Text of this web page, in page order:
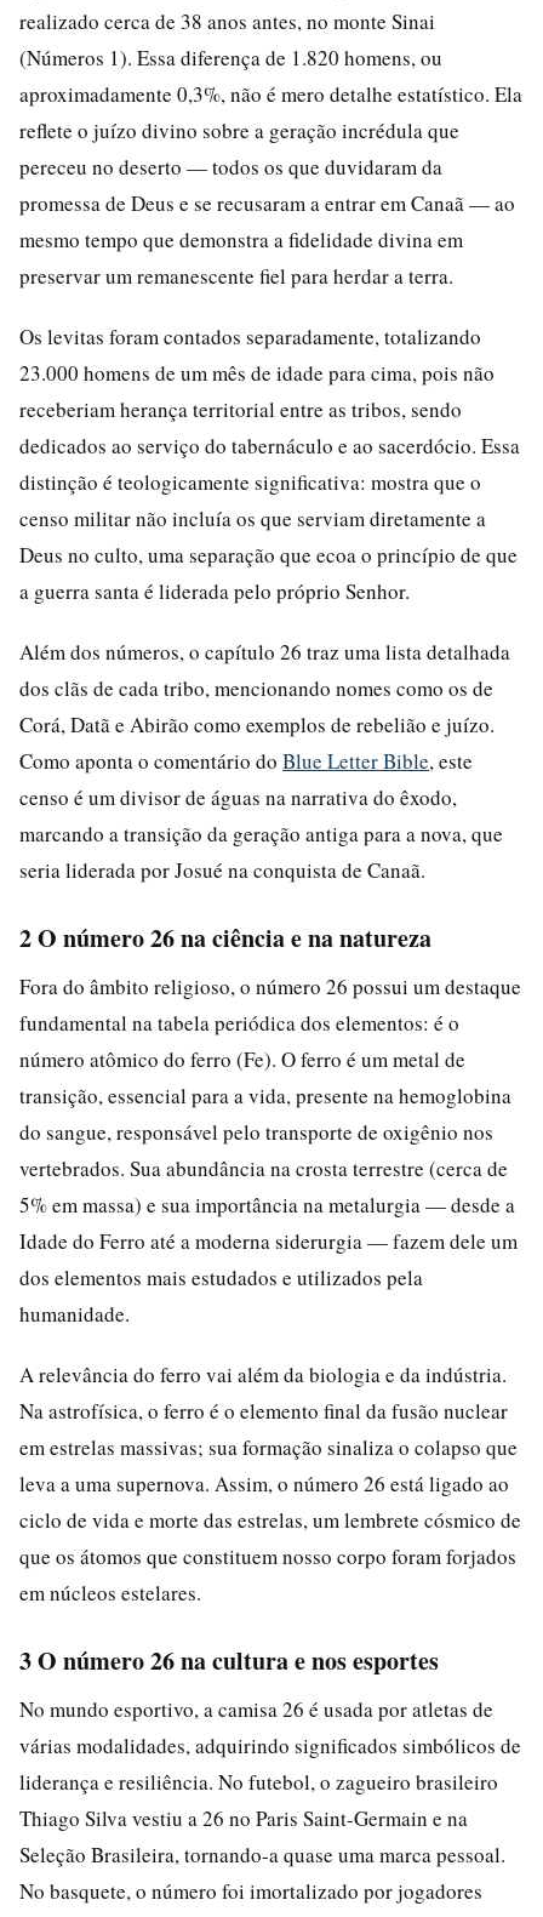
realizado cerca de 38 anos antes, no monte Sinai
(Números 1). Essa diferença de 1.820 homens, ou
aproximadamente 0,3%, não é mero detalhe estatístico. Ela
reflete o juízo divino sobre a geração incrédula que
pereceu no deserto — todos os que duvidaram da
promessa de Deus e se recusaram a entrar em Canaã — ao
mesmo tempo que demonstra a fidelidade divina em
preservar um remanescente fiel para herdar a terra.
Os levitas foram contados separadamente, totalizando
23.000 homens de um mês de idade para cima, pois não
receberiam herança territorial entre as tribos, sendo
dedicados ao serviço do tabernáculo e ao sacerdócio. Essa
distinção é teologicamente significativa: mostra que o
censo militar não incluía os que serviam diretamente a
Deus no culto, uma separação que ecoa o princípio de que
a guerra santa é liderada pelo próprio Senhor.
Além dos números, o capítulo 26 traz uma lista detalhada
dos clãs de cada tribo, mencionando nomes como os de
Corá, Datã e Abirão como exemplos de rebelião e juízo.
Como aponta o comentário do Blue Letter Bible, este
censo é um divisor de águas na narrativa do êxodo,
marcando a transição da geração antiga para a nova, que
seria liderada por Josué na conquista de Canaã.
2 O número 26 na ciência e na natureza
Fora do âmbito religioso, o número 26 possui um destaque
fundamental na tabela periódica dos elementos: é o
número atômico do ferro (Fe). O ferro é um metal de
transição, essencial para a vida, presente na hemoglobina
do sangue, responsável pelo transporte de oxigênio nos
vertebrados. Sua abundância na crosta terrestre (cerca de
5% em massa) e sua importância na metalurgia — desde a
Idade do Ferro até a moderna siderurgia — fazem dele um
dos elementos mais estudados e utilizados pela
humanidade.
A relevância do ferro vai além da biologia e da indústria.
Na astrofísica, o ferro é o elemento final da fusão nuclear
em estrelas massivas; sua formação sinaliza o colapso que
leva a uma supernova. Assim, o número 26 está ligado ao
ciclo de vida e morte das estrelas, um lembrete cósmico de
que os átomos que constituem nosso corpo foram forjados
em núcleos estelares.
3 O número 26 na cultura e nos esportes
No mundo esportivo, a camisa 26 é usada por atletas de
várias modalidades, adquirindo significados simbólicos de
liderança e resiliência. No futebol, o zagueiro brasileiro
Thiago Silva vestiu a 26 no Paris Saint-Germain e na
Seleção Brasileira, tornando-a quase uma marca pessoal.
No basquete, o número foi imortalizado por jogadores